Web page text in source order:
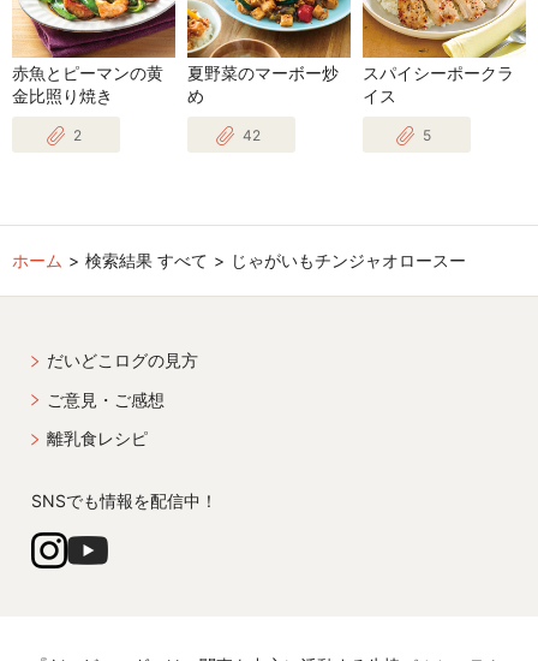
赤魚とピーマンの黄
金比照り焼き
2
夏野菜のマーボー炒
め
42
スパイシーポークラ
イス
5
ホーム 検索結果 すべて じゃがいもチンジャオロースー
だいどこログの見方
ご意見・ご感想
離乳食レシピ
SNSでも情報を配信中！